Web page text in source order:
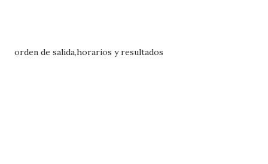
orden de salida,horarios y resultados